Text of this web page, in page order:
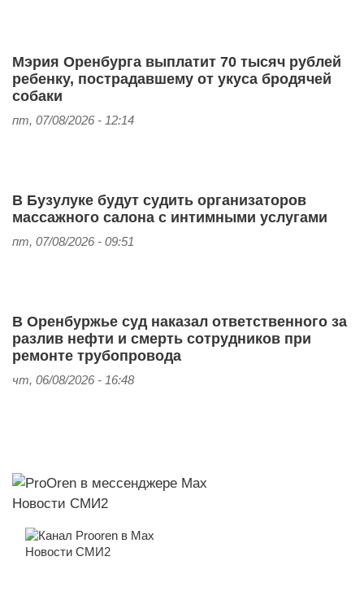
Мэрия Оренбурга выплатит 70 тысяч рублей
ребенку, пострадавшему от укуса бродячей
собаки
пт, 07/08/2026 - 12:14
В Бузулуке будут судить организаторов
массажного салона с интимными услугами
пт, 07/08/2026 - 09:51
В Оренбуржье суд наказал ответственного за
разлив нефти и смерть сотрудников при
ремонте трубопровода
чт, 06/08/2026 - 16:48
Новости СМИ2
Новости СМИ2